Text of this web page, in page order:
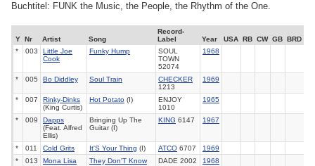
Buchtitel: FUNK the Music, the People, the Rhythm of the One.
Y Nr Artist Song
Record-
Label
Year USA RB CW GB BRD
*
003
Little Joe
Cook
Funky Hump
SOUL
TOWN
52074
1968
* 005 Bo Diddley Soul Train
CHECKER
1213
1969
* 007
Rinky-Dinks
(King Curtis)
Hot Potato (I)
ENJOY
1010
1965
* 009
Dapps
(Feat. Alfred
Ellis)
Bringing Up The
Guitar (I)
KING 6147 1967
* 011 Cold Grits It'S Your Thing (I) ATCO 6707
1969
*
013 Mona Lisa They Don'T Know DADE 2002
1968